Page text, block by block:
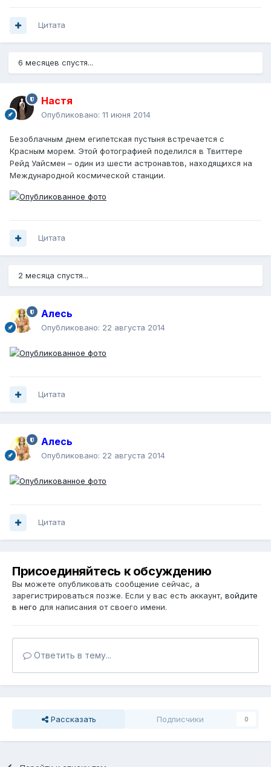
Цитата
6 месяцев спустя...
Настя
Опубликовано: 11 июня 2014
Безоблачным днем египетская пустыня встречается с
Красным морем. Этой фотографией поделился в Твиттере
Рейд Уайсмен – один из шести астронавтов, находящихся на
Международной космической станции.
Цитата
2 месяца спустя...
Алесь
Опубликовано: 22 августа 2014
Цитата
Алесь
Опубликовано: 22 августа 2014
Цитата
Присоединяйтесь к обсуждению
Вы можете опубликовать сообщение сейчас, а
зарегистрироваться позже. Если у вас есть аккаунт, войдите
в него для написания от своего имени.
Ответить в тему...
Рассказать Подписчики 0